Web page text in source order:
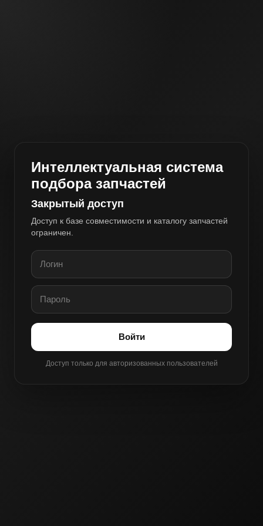
Интеллектуальная система
подбора запчастей
Закрытый доступ
Доступ к базе совместимости и каталогу запчастей
ограничен.
Войти
Доступ только для авторизованных пользователей